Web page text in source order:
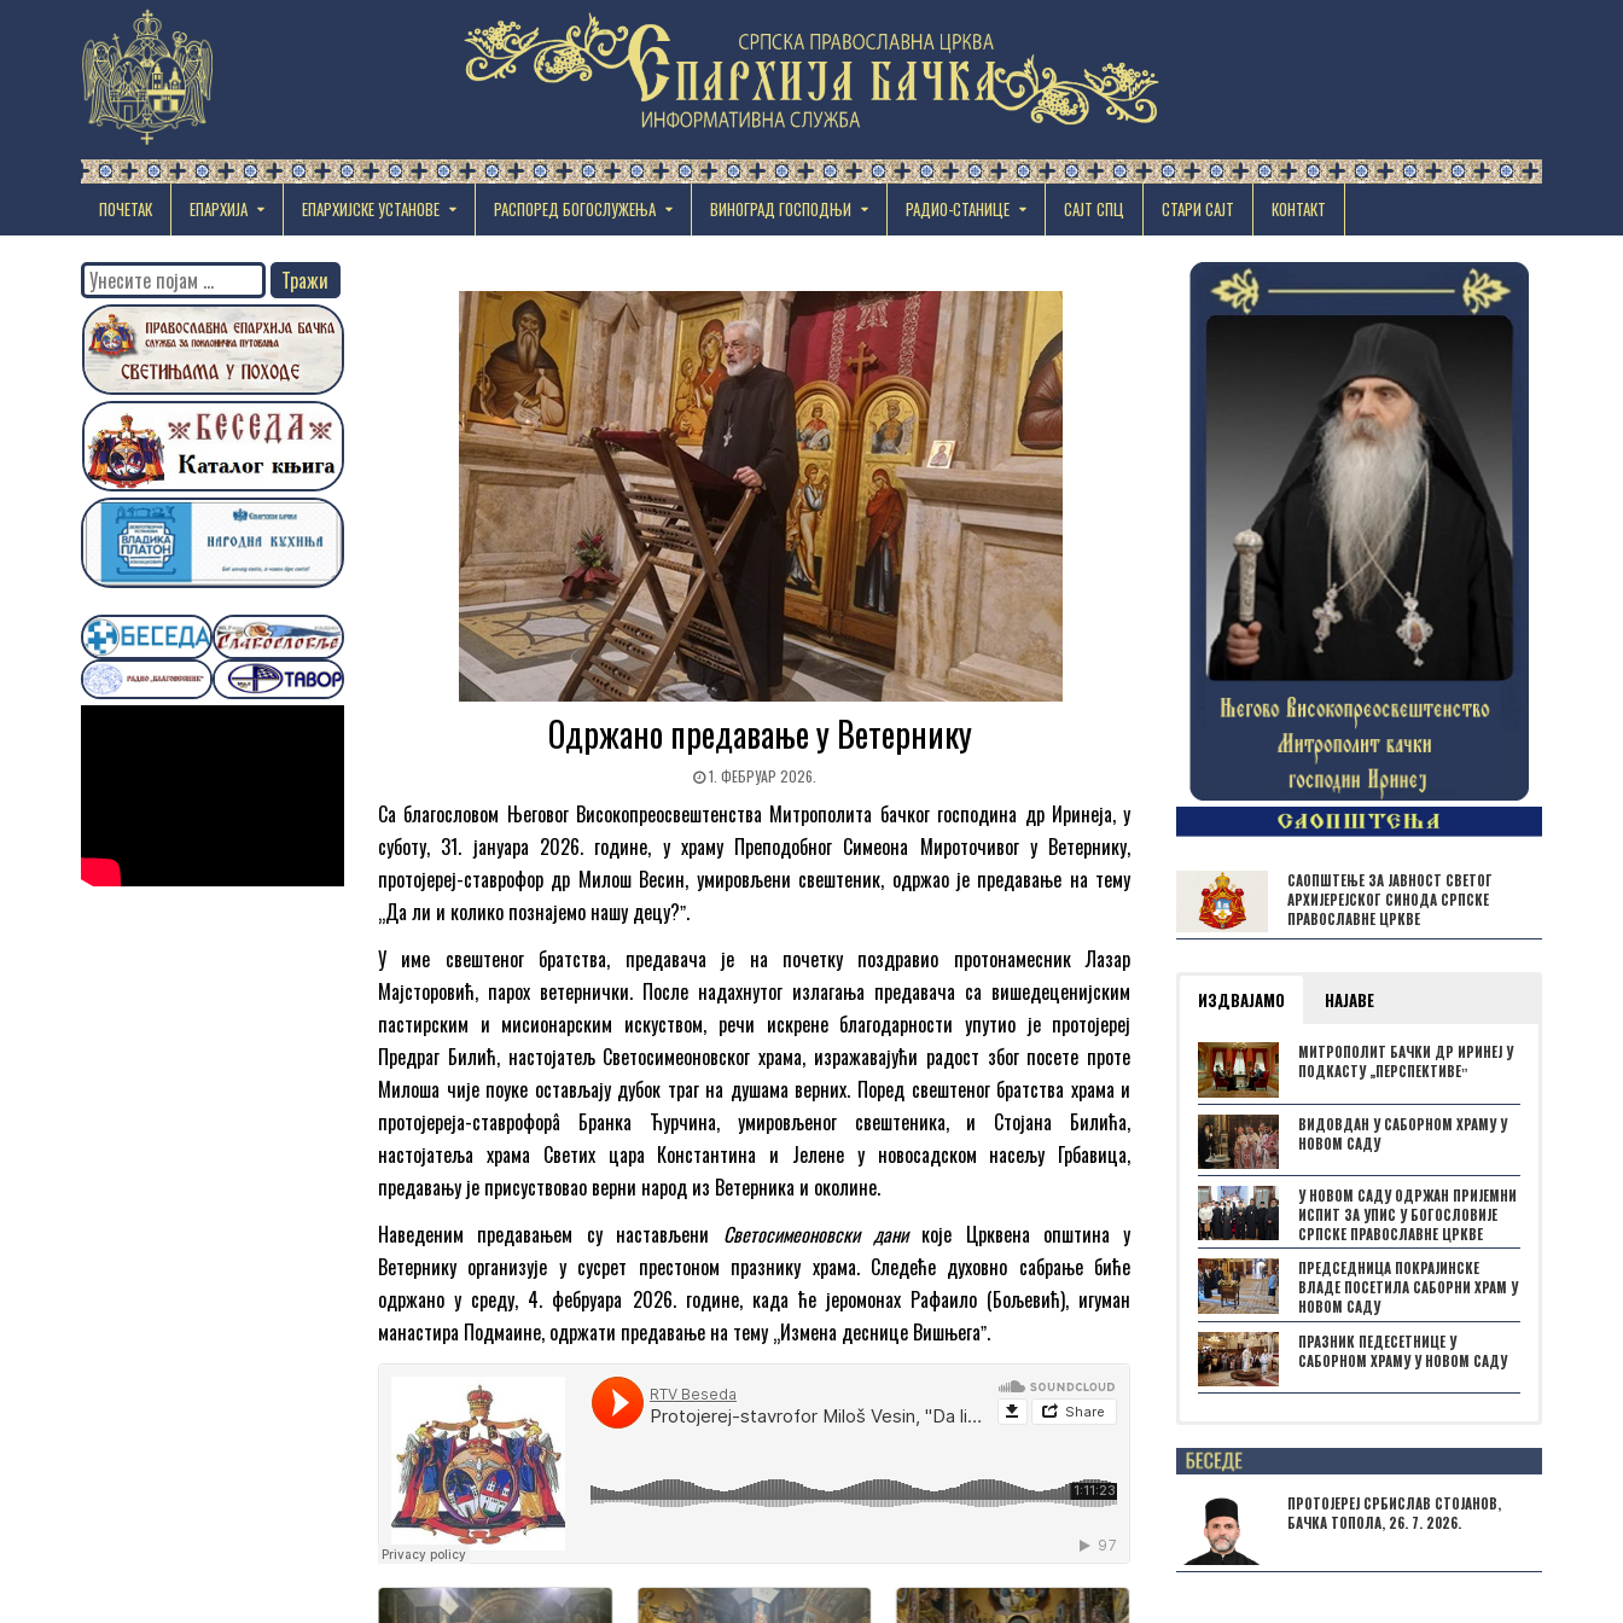
ПОЧЕТАК ЕПАРХИЈА EПАРХИЈСКЕ УСТАНОВЕ РАСПОРЕД БОГОСЛУЖЕЊА ВИНОГРАД ГОСПОДЊИ РАДИО-СТАНИЦЕ САЈТ СПЦ СТАРИ САЈТ КОНТАКТ
Одржано предавање у Ветернику
1. ФЕБРУАР 2026.
Са благословом Његовог Високопреосвештенства Митрополита бачког господина др Иринеја, у
суботу, 31. јануара 2026. године, у храму Преподобног Симеона Мироточивог у Ветернику,
протојереј-ставрофор др Милош Весин, умировљени свештеник, одржао је предавање на тему
„Да ли и колико познајемо нашу децу?ˮ.
У име свештеног братства, предавача је на почетку поздравио протонамесник Лазар
Мајсторовић, парох ветернички. После надахнутог излагања предавача са вишедеценијским
пастирским и мисионарским искуством, речи искрене благодарности упутио је протојереј
Предраг Билић, настојатељ Светосимеоновског храма, изражавајући радост због посете проте
Милоша чије поуке остављају дубок траг на душама верних. Поред свештеног братства храма и
протојереја-ставрофорâ Бранка Ћурчина, умировљеног свештеника, и Стојана Билића,
настојатеља храма Светих цара Константина и Јелене у новосадском насељу Грбавица,
предавању је присуствовао верни народ из Ветерника и околине.
Наведеним предавањем су настављени Светосимеоновски даникоје Црквена општина у
Ветернику организује у сусрет престоном празнику храма. Следеће духовно сабрање биће
одржано у среду, 4. фебруара 2026. године, када ће јеромонах Рафаило (Бољевић), игуман
манастира Подмаине, одржати предавање на тему „Измена деснице Вишњегаˮ.
Search
for:
САОПШТЕЊЕ ЗА ЈАВНОСТ СВЕТОГ
АРХИЈЕРЕЈСКОГ СИНОДА СРПСКЕ
ПРАВОСЛАВНЕ ЦРКВЕ
ИЗДВАЈАМО НАЈАВЕ
МИТРОПОЛИТ БАЧКИ ДР ИРИНЕЈ У
ПОДКАСТУ „ПЕРСПЕКТИВЕˮ
ВИДОВДАН У САБОРНОМ ХРАМУ У
НОВОМ САДУ
У НОВОМ САДУ ОДРЖАН ПРИЈЕМНИ
ИСПИТ ЗА УПИС У БОГОСЛОВИЈЕ
СРПСКЕ ПРАВОСЛАВНЕ ЦРКВЕ
ПРЕДСЕДНИЦА ПОКРАЈИНСКЕ
ВЛАДЕ ПОСЕТИЛА САБОРНИ ХРАМ У
НОВОМ САДУ
ПРАЗНИК ПЕДЕСЕТНИЦЕ У
САБОРНОМ ХРАМУ У НОВОМ САДУ
Posts not found
ПРОТОЈЕРЕЈ СРБИСЛАВ СТОЈАНОВ,
БАЧКА ТОПОЛА, 26. 7. 2026.